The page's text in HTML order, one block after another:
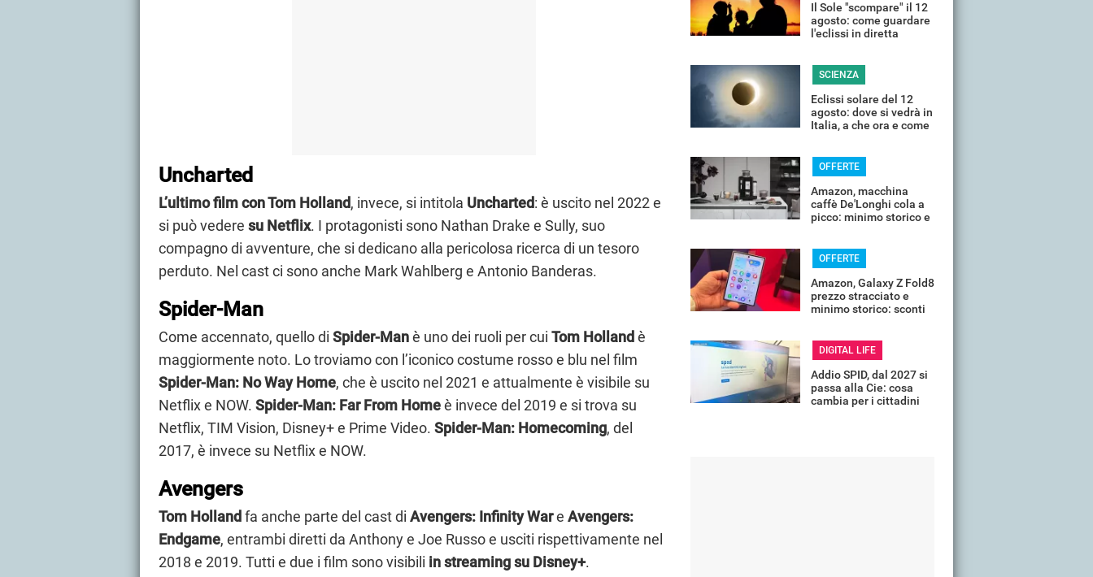
Uncharted
L’ultimo film con Tom Holland, invece, si intitola Uncharted: è uscito nel 2022 e
si può vedere su Netflix. I protagonisti sono Nathan Drake e Sully, suo
compagno di avventure, che si dedicano alla pericolosa ricerca di un tesoro
perduto. Nel cast ci sono anche Mark Wahlberg e Antonio Banderas.
Spider-Man
Come accennato, quello di Spider-Manè uno dei ruoli per cui Tom Holland è
maggiormente noto. Lo troviamo con l’iconico costume rosso e blu nel film
Spider-Man: No Way Home, che è uscito nel 2021 e attualmente è visibile su
Netflix e NOW. Spider-Man: Far From Homeè invece del 2019 e si trova su
Netflix, TIM Vision, Disney+ e Prime Video. Spider-Man: Homecoming, del
2017, è invece su Netflix e NOW.
Avengers
Tom Holland fa anche parte del cast di Avengers: Infinity Ware Avengers:
Endgame, entrambi diretti da Anthony e Joe Russo e usciti rispettivamente nel
2018 e 2019. Tutti e due i film sono visibili in streaming su Disney+.
Il Sole "scompare" il 12
agosto: come guardare
l'eclissi in diretta
SCIENZA
Eclissi solare del 12
agosto: dove si vedrà in
Italia, a che ora e come
OFFERTE
Amazon, macchina
caffè De'Longhi cola a
picco: minimo storico e
OFFERTE
Amazon, Galaxy Z Fold8
prezzo stracciato e
minimo storico: sconti
DIGITAL LIFE
Addio SPID, dal 2027 si
passa alla Cie: cosa
cambia per i cittadini